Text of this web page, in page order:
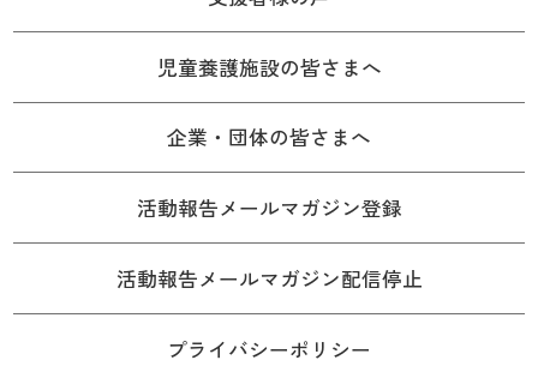
児童養護施設の皆さまへ
企業・団体の皆さまへ
活動報告メールマガジン登録
活動報告メールマガジン配信停止
プライバシーポリシー